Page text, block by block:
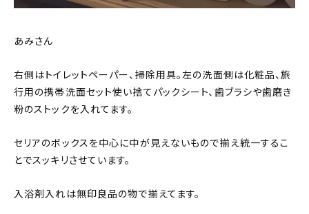
あみさん
右側はトイレットペーパー、掃除用具。左の洗面側は化粧品、旅
行用の携帯洗面セット使い捨てパックシート、歯ブラシや歯磨き
粉のストックを入れてます。
セリアのボックスを中心に中が見えないもので揃え統一するこ
とでスッキリさせています。
入浴剤入れは無印良品の物で揃えてます。